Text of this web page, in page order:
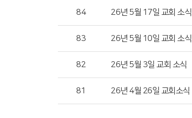
84 26년 5월 17일 교회 소식
83 26년 5월 10일 교회 소식
82 26년 5월 3일 교회 소식
81 26년 4월 26일 교회소식